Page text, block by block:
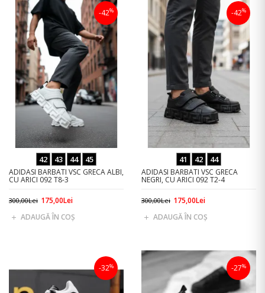
-42%
42 43 44 45
ADIDASI BARBATI VSC GRECA ALBI,
CU ARICI 092 T8-3
300,00Lei 175,00Lei
ADAUGĂ ÎN COŞ
-42%
41 42 44
ADIDASI BARBATI VSC GRECA
NEGRI, CU ARICI 092 T2-4
300,00Lei 175,00Lei
ADAUGĂ ÎN COŞ
-32% -27%